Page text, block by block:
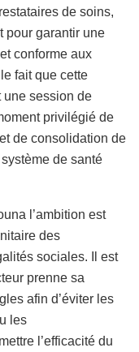
de soins,
pour garantir une
conforme aux
fait que cette
une session de
privilégié de
de consolidation de
système de santé
l’ambition est
des
sociales. Il est
prenne sa
afin d’éviter les
les
l’efficacité du